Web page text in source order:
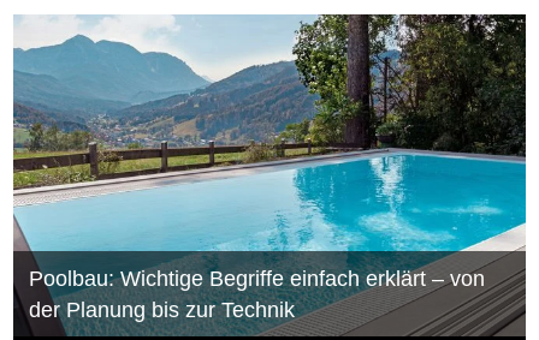
Poolbau: Wichtige Begriffe einfach erklärt – von
der Planung bis zur Technik